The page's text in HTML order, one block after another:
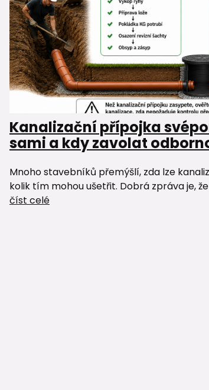
Kanalizační přípojka
sami a kdy zavolat
Mnoho stavebníků přemýšlí, zda lze
kolik tím mohou ušetřit. Dobrá zpráva je,
číst celé